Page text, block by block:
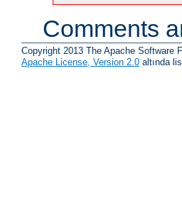
Comments
Copyright 2013 The Apache Software
Apache License, Version 2.0 altında